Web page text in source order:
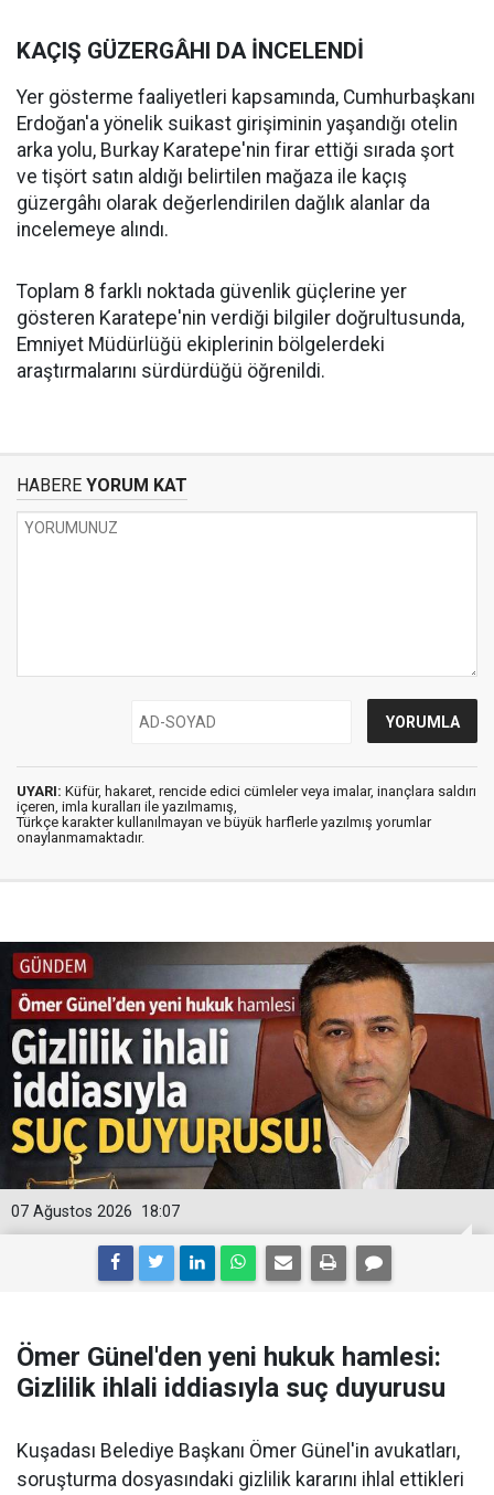
KAÇIŞ GÜZERGÂHI DA İNCELENDİ
Yer gösterme faaliyetleri kapsamında, Cumhurbaşkanı
Erdoğan'a yönelik suikast girişiminin yaşandığı otelin
arka yolu, Burkay Karatepe'nin firar ettiği sırada şort
ve tişört satın aldığı belirtilen mağaza ile kaçış
güzergâhı olarak değerlendirilen dağlık alanlar da
incelemeye alındı.
Toplam 8 farklı noktada güvenlik güçlerine yer
gösteren Karatepe'nin verdiği bilgiler doğrultusunda,
Emniyet Müdürlüğü ekiplerinin bölgelerdeki
araştırmalarını sürdürdüğü öğrenildi.
HABERE YORUM KAT
UYARI: Küfür, hakaret, rencide edici cümleler veya imalar, inançlara saldırı
içeren, imla kuralları ile yazılmamış,
Türkçe karakter kullanılmayan ve büyük harflerle yazılmış yorumlar
onaylanmamaktadır.
18:07
07 Ağustos 2026
Ömer Günel'den yeni hukuk hamlesi:
Gizlilik ihlali iddiasıyla suç duyurusu
Kuşadası Belediye Başkanı Ömer Günel'in avukatları,
soruşturma dosyasındaki gizlilik kararını ihlal ettikleri